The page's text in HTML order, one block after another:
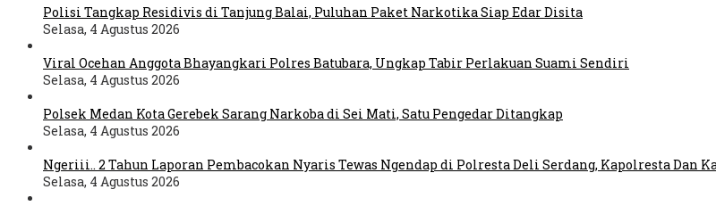
Polisi Tangkap Residivis di Tanjung Balai, Puluhan Paket Narkotika Siap Edar Disita
Selasa, 4 Agustus 2026
Viral Ocehan Anggota Bhayangkari Polres Batubara, Ungkap Tabir Perlakuan Suami Sendiri
Selasa, 4 Agustus 2026
Polsek Medan Kota Gerebek Sarang Narkoba di Sei Mati, Satu Pengedar Ditangkap
Selasa, 4 Agustus 2026
Ngeriii.. 2 Tahun Laporan Pembacokan Nyaris Tewas Ngendap di Polresta Deli Serdang, Kapolresta Dan
Selasa, 4 Agustus 2026